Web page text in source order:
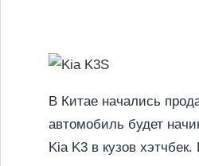
В Китае начались
автомобиль будет
Kia K3 в кузов